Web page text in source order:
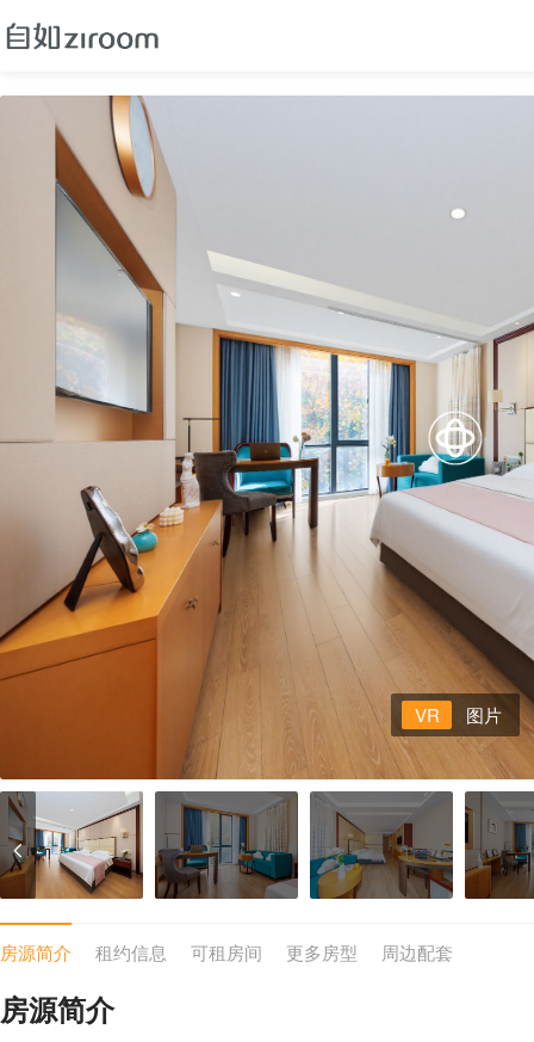
VR 图片
房源简介 租约信息 可租房间 更多房型 周边配套
房源简介